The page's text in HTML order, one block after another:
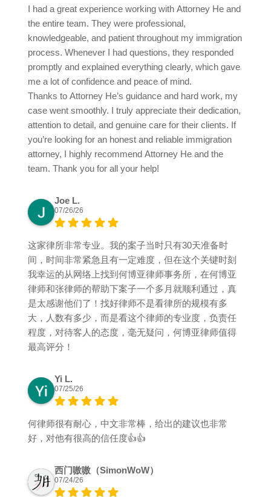
I had a great experience working with Attorney He and
the entire team. They were professional,
knowledgeable, and patient throughout my immigration
process. Whenever I had questions, they responded
promptly and explained everything clearly, which gave
me a lot of confidence and peace of mind.
Thanks to Attorney He’s guidance and hard work, my
case went smoothly. I truly appreciate their dedication,
attention to detail, and genuine care for their clients. If
you’re looking for an honest and reliable immigration
attorney, I highly recommend Attorney He and the
team. Thank you for all your help!
Joe L.
07/26/26
这家律所非常专业。我的案子当时只有30天准备时
间，时间非常紧急且有一定难度，但在这个关键时刻
我幸运的从网络上找到何博亚律师事务所，在何博亚
律师和张律师的帮助下案子一个多月就顺利通过，真
是太感谢他们了！找好律师不是看律所的规模有多
大，人数有多少，而是看这个律师的专业度，负责任
程度，对待客人的态度，毫无疑问，何博亚律师值得
最高评分！
Yi L.
07/25/26
何律师很有耐心，中文非常棒，给出的建议也非常
好，对他有很高的信任度👍👍
西门嗷嗷（SimonWoW）
07/24/26